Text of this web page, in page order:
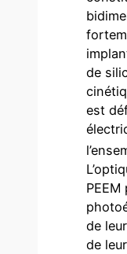
de
est
de
de